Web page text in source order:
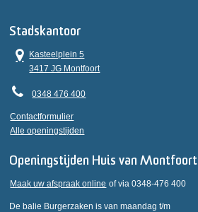
Stadskantoor
Kasteelplein 5
3417 JG Montfoort
0348 476 400
Contactformulier
Alle openingstijden
Openingstijden Huis van Montfoort
Maak uw afspraak online of via 0348-476 400
De balie Burgerzaken is van maandag t/m